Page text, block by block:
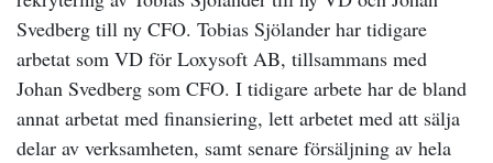
Svedberg till ny CFO. Tobias Sjölander har tidigare
arbetat som VD för Loxysoft AB, tillsammans med
Johan Svedberg som CFO. I tidigare arbete har de bland
annat arbetat med finansiering, lett arbetet med att sälja
delar av verksamheten, samt senare försäljning av hela